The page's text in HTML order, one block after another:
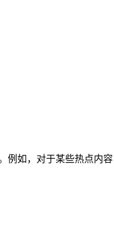
例如，对于某些热点